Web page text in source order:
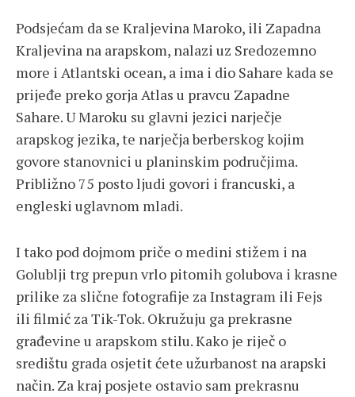
Podsjećam da se Kraljevina Maroko, ili Zapadna
Kraljevina na arapskom, nalazi uz Sredozemno
more i Atlantski ocean, a ima i dio Sahare kada se
prijeđe preko gorja Atlas u pravcu Zapadne
Sahare. U Maroku su glavni jezici narječje
arapskog jezika, te narječja berberskog kojim
govore stanovnici u planinskim područjima.
Približno 75 posto ljudi govori i francuski, a
engleski uglavnom mladi.
I tako pod dojmom priče o medini stižem i na
Golublji trg prepun vrlo pitomih golubova i krasne
prilike za slične fotografije za Instagram ili Fejs
ili filmić za Tik-Tok. Okružuju ga prekrasne
građevine u arapskom stilu. Kako je riječ o
središtu grada osjetit ćete užurbanost na arapski
način. Za kraj posjete ostavio sam prekrasnu